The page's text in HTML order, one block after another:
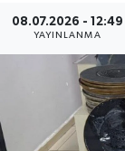
08.07.2026 - 12:49
YAYINLANMA
Spor
Yaşam